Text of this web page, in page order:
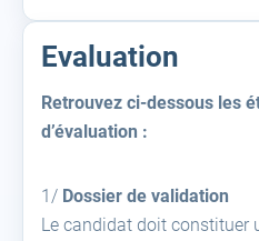
Evaluation
Retrouvez ci-dessous les
d’évaluation :
1️/ Dossier de validation
Le candidat doit constituer